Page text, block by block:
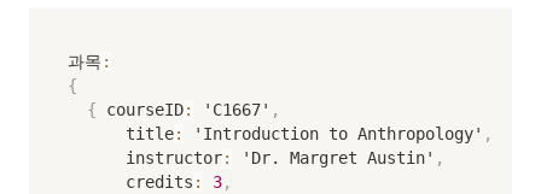
과목 :
{
{ courseID: 'C1667' ,
      title
: 'Introduction to Anthropology' ,
      instructor
: 'Dr. Margret Austin' ,
      credits
: 3,